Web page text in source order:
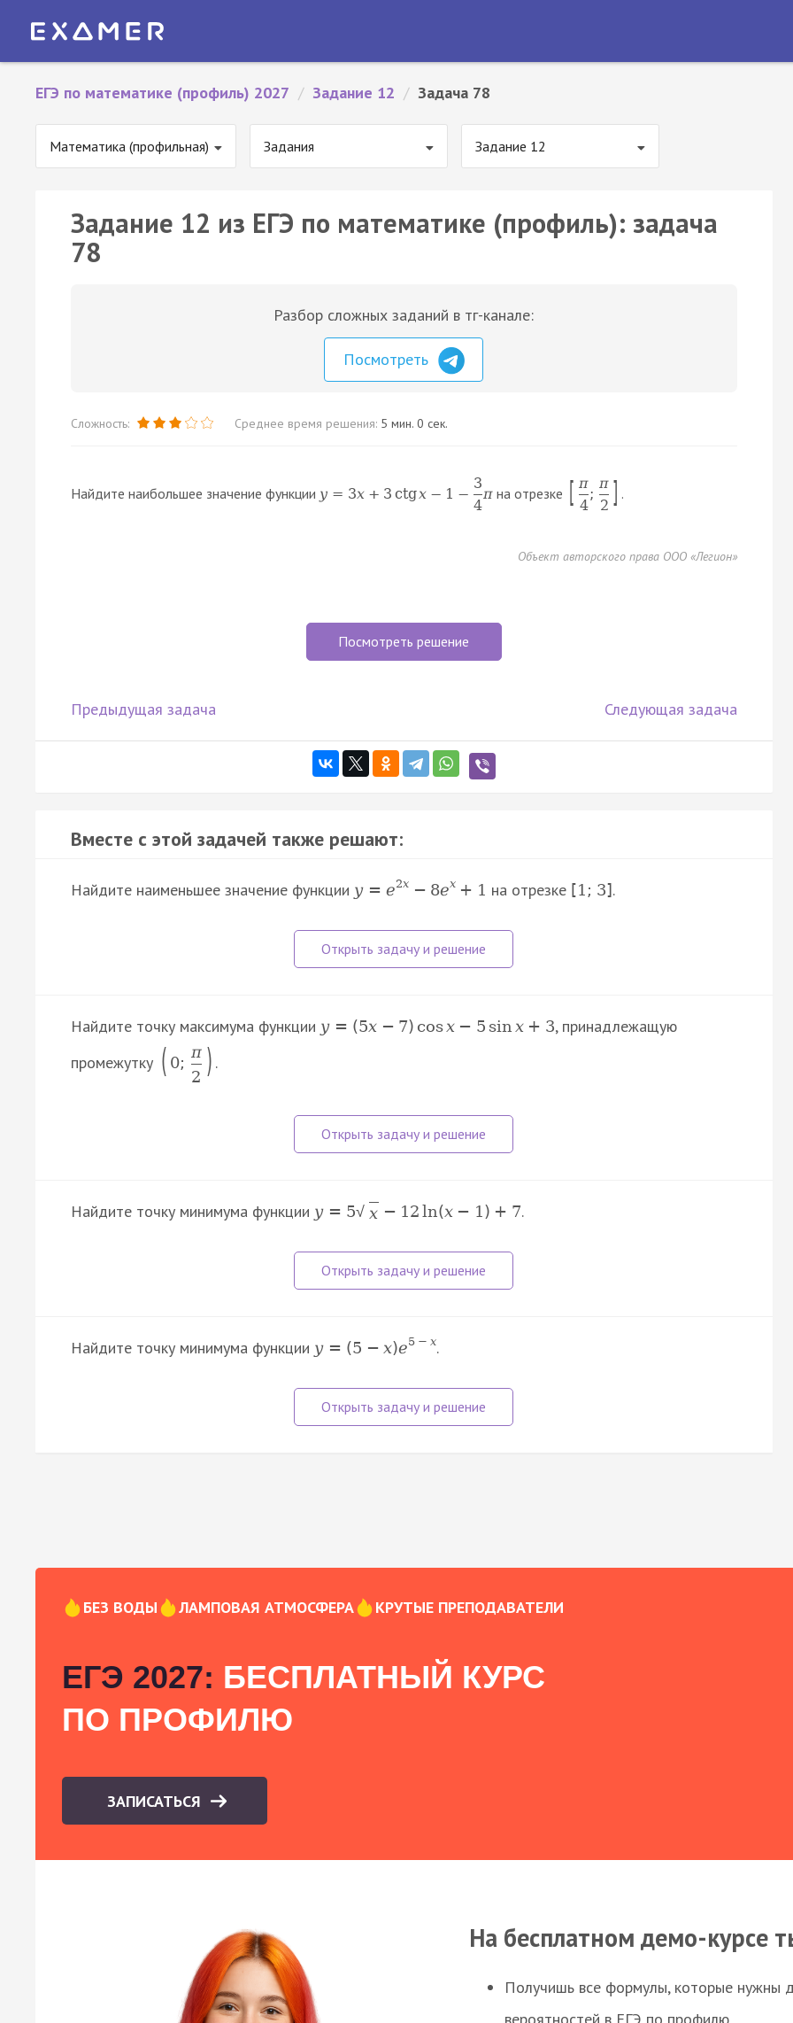
ЕГЭ по математике (профиль) 2027 / Задание 12 / Задача 78
Математика (профильная) Задания Задание 12
Задание 12 из ЕГЭ по математике (профиль): задача
78
Разбор сложных заданий в тг-канале:
Посмотреть
Сложность: Среднее время решения: 5 мин. 0 сек.
Найдите наибольшее значение функции y = 3x + 3 ctgx − 1 −
3
4
π на отрезке [ π
4
;
π
2 ] .
Объект авторского права ООО «Легион»
Посмотреть решение
Предыдущая задача Следующая задача
Вместе с этой задачей также решают:
Найдите наименьшее значение функции y = e2x − 8ex + 1 на отрезке [1 ; 3].
Найдите точку максимума функции y = (5x − 7) cosx − 5 sin x + 3, принадлежащую
промежутку ( 0;
π
2 ) .
Найдите точку минимума функции y = 5√ x − 12ln(x − 1 ) + 7.
Найдите точку минимума функции y = (5 − x)e5 − x.
БЕЗ ВОДЫ ЛАМПОВАЯ АТМОСФЕРА КРУТЫЕ ПРЕПОДАВАТЕЛИ
ЕГЭ 2027: БЕСПЛАТНЫЙ КУРС
ПО ПРОФИЛЮ
ЗАПИСАТЬСЯ
На бесплатном демо-курсе
Получишь все формулы, которые